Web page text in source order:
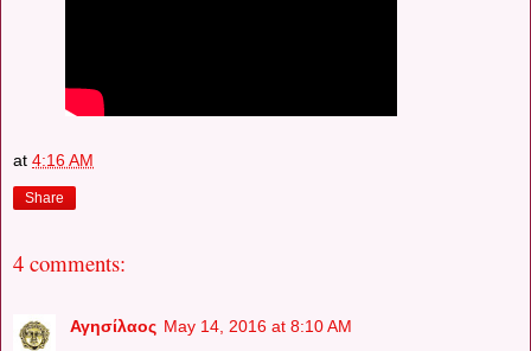
at 4:16 AM
Share
4 comments:
Αγησίλαος May 14, 2016 at 8:10 AM